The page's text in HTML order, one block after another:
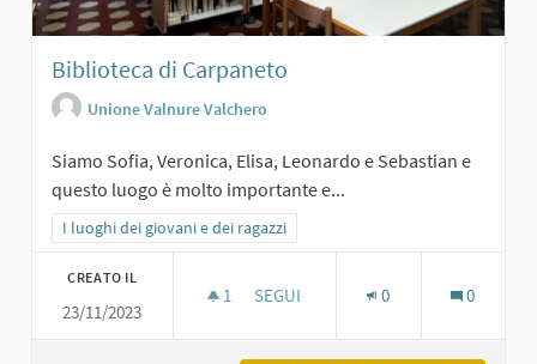
Biblioteca di Carpaneto
Unione Valnure Valchero
Siamo Sofia, Veronica, Elisa, Leonardo e Sebastian e
questo luogo è molto importante e...
Filtra i risultati per categoria: I luoghi dei giovani e dei ragazzi
I luoghi dei giovani e dei ragazzi
CREATO IL
23/11/2023
1 1 SOSTENITORI
SEGUI 0 0